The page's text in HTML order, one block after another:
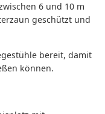
6 und 10 m
geschützt und
bereit, damit
können.